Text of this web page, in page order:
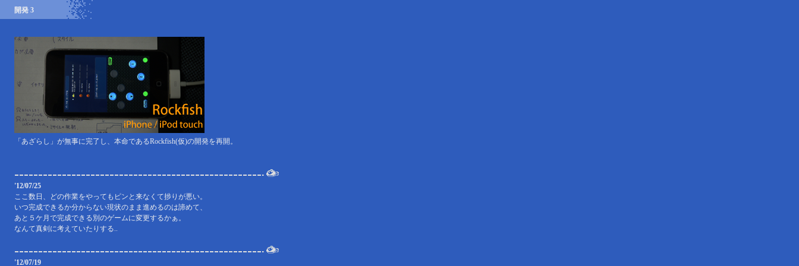
開発 3
「あざらし」が無事に完了し、本命であるRockfish(仮)の開発を再開。
'12/07/25
ここ数日、どの作業をやってもピンと来なくて捗りが悪い。
いつ完成できるか分からない現状のまま進めるのは諦めて、
あと５ケ月で完成できる別のゲームに変更するかぁ。
なんて真剣に考えていたりする..
'12/07/19